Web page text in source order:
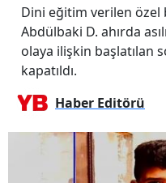
Dini eğitim verilen özel
Abdülbaki D. ahırda
olaya ilişkin başlatılan
kapatıldı.
Haber Editörü